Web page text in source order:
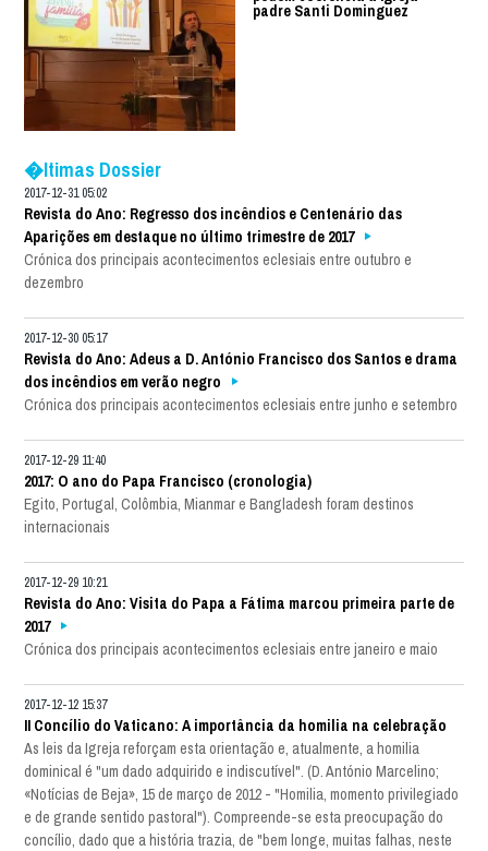
padre Santi Dominguez
�ltimas Dossier
2017-12-31 05:02
Revista do Ano: Regresso dos incêndios e Centenário das
Aparições em destaque no último trimestre de 2017
Crónica dos principais acontecimentos eclesiais entre outubro e
dezembro
2017-12-30 05:17
Revista do Ano: Adeus a D. António Francisco dos Santos e drama
dos incêndios em verão negro
Crónica dos principais acontecimentos eclesiais entre junho e setembro
2017-12-29 11:40
2017: O ano do Papa Francisco (cronologia)
Egito, Portugal, Colômbia, Mianmar e Bangladesh foram destinos
internacionais
2017-12-29 10:21
Revista do Ano: Visita do Papa a Fátima marcou primeira parte de
2017
Crónica dos principais acontecimentos eclesiais entre janeiro e maio
2017-12-12 15:37
II Concílio do Vaticano: A importância da homilia na celebração
As leis da Igreja reforçam esta orientação e, atualmente, a homilia
dominical é "um dado adquirido e indiscutível". (D. António Marcelino;
«Notícias de Beja», 15 de março de 2012 - "Homilia, momento privilegiado
e de grande sentido pastoral"). Compreende-se esta preocupação do
concílio, dado que a história trazia, de "bem longe, muitas falhas, neste